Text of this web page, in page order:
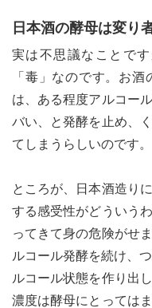
日本酒の酵母は変り
実は不思議なことで
「毒」なのです。お
は、ある程度アルコー
バい、と発酵を止め、
てしまうらしいのです。
ところが、日本酒造り
する感受性がどういう
ってきて身の危険がせ
ルコール発酵を続け、
ルコール状態を作り出
濃度は酵母にとっては